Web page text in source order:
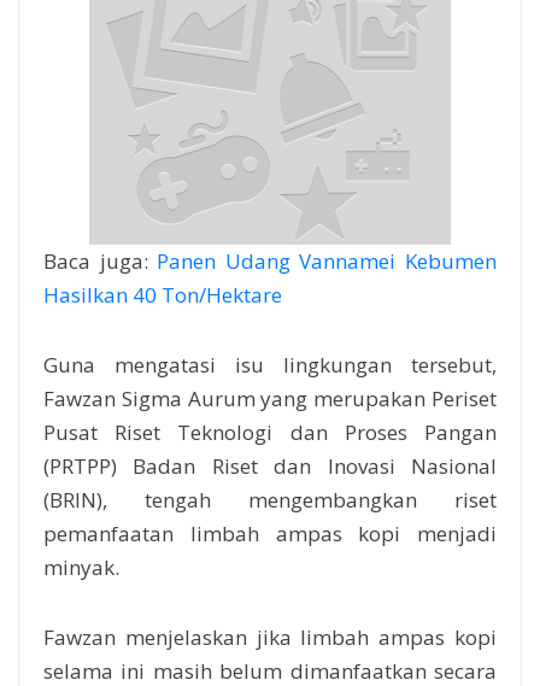
Baca juga: Panen Udang Vannamei Kebumen
Hasilkan 40 Ton/Hektare
Guna mengatasi isu lingkungan tersebut,
Fawzan Sigma Aurum yang merupakan Periset
Pusat Riset Teknologi dan Proses Pangan
(PRTPP) Badan Riset dan Inovasi Nasional
(BRIN), tengah mengembangkan riset
pemanfaatan limbah ampas kopi menjadi
minyak.
Fawzan menjelaskan jika limbah ampas kopi
selama ini masih belum dimanfaatkan secara